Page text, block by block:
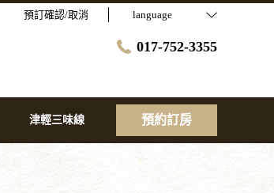
預訂確認/取消 language
017-752-3355
津輕三味線 預約訂房